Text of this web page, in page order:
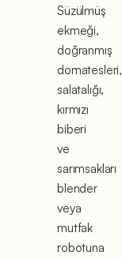
Süzülmüş
ekmeği,
doğranmış
domatesleri,
salatalığı,
kırmızı
biberi
ve
sarımsakları
blender
veya
mutfak
robotuna